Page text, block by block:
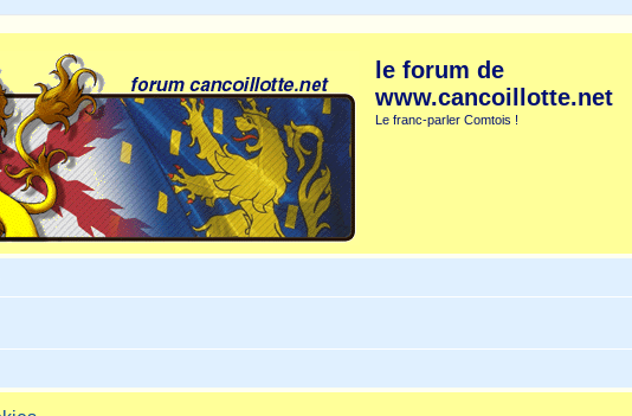
le forum de
www.cancoillotte.net
Le franc-parler Comtois !